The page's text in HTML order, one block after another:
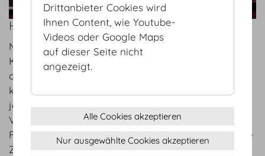
HOFBURG VIENNA – LET’S GO DIGITAL!
Mo 01.02.2021
Klein, fein & effektiv konnte die HOFBURG Vienna
als eines der ersten Häuser die ersten COVID-19
konformen Events erfolgreich durchführen. Schon
jetzt sind wir in Vorbereitungen der
Veranstaltungen in 2021. Let’s go digital! Hybrid-
Formate sind nicht nur als Übergangslösung für die
Zeit der Pandemie, sondern als Erweiterung von
Drittanbieter Cookies wird
Ihnen Content, wie Youtube-
Videos oder Google Maps
auf dieser Seite nicht
angezeigt.
Alle Cookies akzeptieren
Nur ausgewählte Cookies akzeptieren